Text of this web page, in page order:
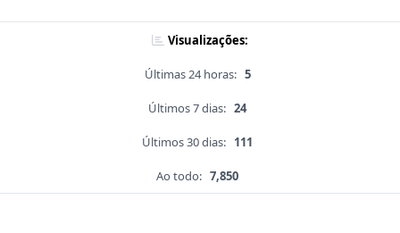
Visualizações:
Últimas 24 horas: 5
Últimos 7 dias: 24
Últimos 30 dias: 111
Ao todo: 7,850